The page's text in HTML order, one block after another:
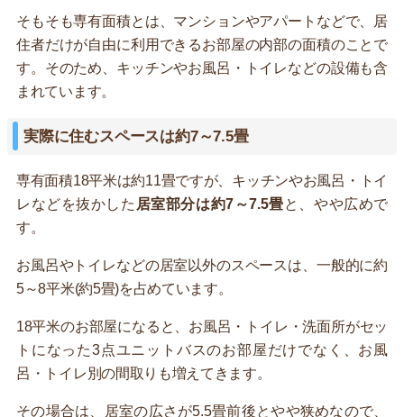
そもそも専有面積とは、マンションやアパートなどで、居
住者だけが自由に利用できるお部屋の内部の面積のことで
す。そのため、キッチンやお風呂・トイレなどの設備も含
まれています。
実際に住むスペースは約7～7.5畳
専有面積18平米は約11畳ですが、キッチンやお風呂・トイ
レなどを抜かした 居室部分は約7～7.5畳と、やや広めで
す。
お風呂やトイレなどの居室以外のスペースは、一般的に約
5～8平米(約5畳)を占めています。
18平米のお部屋になると、お風呂・トイレ・洗面所がセッ
トになった3点ユニットバスのお部屋だけでなく、お風
呂・トイレ別の間取りも増えてきます。
その場合は、居室の広さが5.5畳前後とやや狭めなので、